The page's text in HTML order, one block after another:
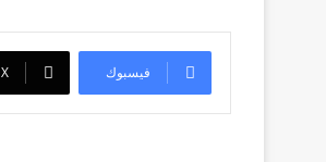
فيسبوك ‫X